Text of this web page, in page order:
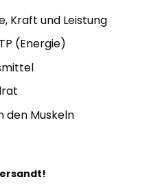
Kraft und Leistung
(Energie)
den Muskeln